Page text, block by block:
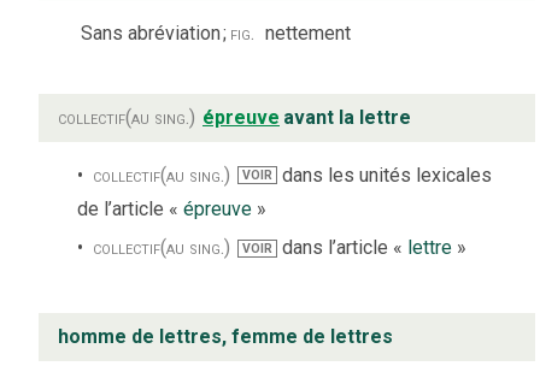
Sans abréviation; fig. nettement
collectif(au sing.) épreuve avant la lettre
collectif(au sing.) VOIR
dans les unités lexicales
de l’article « épreuve »
collectif(au sing.) VOIR dans l’article « lettre»
homme de lettres, femme de lettres